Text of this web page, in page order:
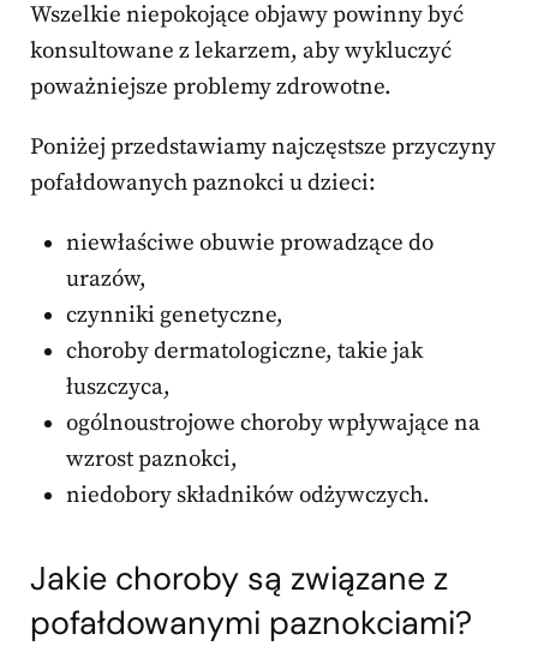
Wszelkie niepokojące objawy powinny być
konsultowane z lekarzem, aby wykluczyć
poważniejsze problemy zdrowotne.
Poniżej przedstawiamy najczęstsze przyczyny
pofałdowanych paznokci u dzieci:
niewłaściwe obuwie prowadzące do
urazów,
czynniki genetyczne,
choroby dermatologiczne, takie jak
łuszczyca,
ogólnoustrojowe choroby wpływające na
wzrost paznokci,
niedobory składników odżywczych.
Jakie choroby są związane z
pofałdowanymi paznokciami?